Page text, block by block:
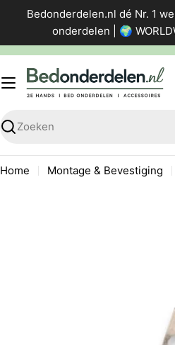
de
inhoud
Bedonderdelen.nl dé Nr. 1
onderdelen | 🌍
Zoeken
Home Montage & Bevestiging